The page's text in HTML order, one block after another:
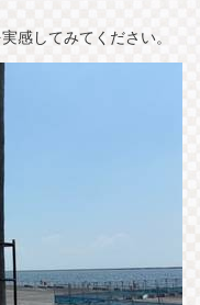
感してみてください。